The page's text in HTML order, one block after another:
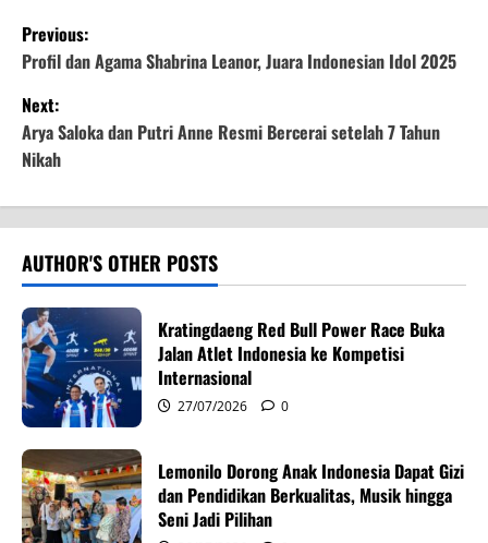
P
o
s
t
n
a
v
i
g
a
t
i
Previous:
Profil dan Agama Shabrina Leanor, Juara Indonesian Idol 2025
Next:
Arya Saloka dan Putri Anne Resmi Bercerai setelah 7 Tahun
Nikah
AUTHOR'S OTHER POSTS
Kratingdaeng Red Bull Power Race Buka
Jalan Atlet Indonesia ke Kompetisi
Internasional
27/07/2026 0
Lemonilo Dorong Anak Indonesia Dapat Gizi
dan Pendidikan Berkualitas, Musik hingga
Seni Jadi Pilihan